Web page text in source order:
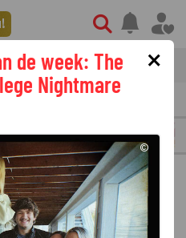
nieuws
12 DONDERDAG
×
de week: The
Nightmare
©